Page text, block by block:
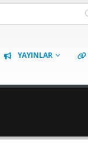
YAYINLAR